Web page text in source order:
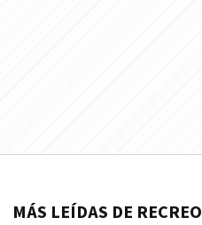
MÁS LEÍDAS DE RECREO